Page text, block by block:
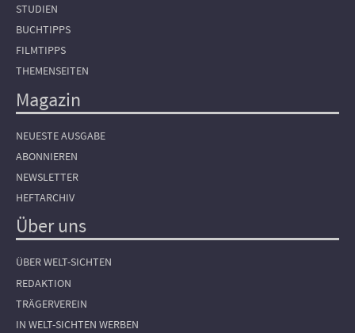
STUDIEN
BUCHTIPPS
FILMTIPPS
THEMENSEITEN
Magazin
NEUESTE AUSGABE
ABONNIEREN
NEWSLETTER
HEFTARCHIV
Über uns
ÜBER WELT-SICHTEN
REDAKTION
TRÄGERVEREIN
IN WELT-SICHTEN WERBEN